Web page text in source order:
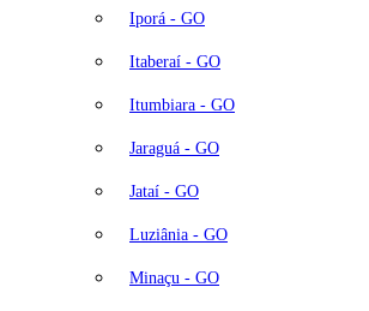
Iporá - GO
Itaberaí - GO
Itumbiara - GO
Jaraguá - GO
Jataí - GO
Luziânia - GO
Minaçu - GO